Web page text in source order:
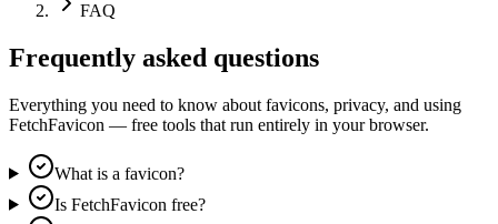
FAQ
Frequently asked questions
Everything you need to know about favicons, privacy, and using
FetchFavicon — free tools that run entirely in your browser.
What is a favicon?
Is FetchFavicon free?